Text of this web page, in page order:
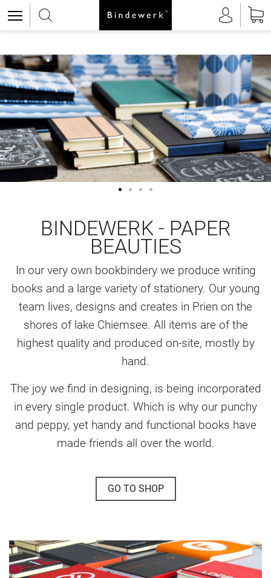
BINDEWERK - PAPER
BEAUTIES
In our very own bookbindery we produce writing
books and a large variety of stationery. Our young
team lives, designs and creates in Prien on the
shores of lake Chiemsee. All items are of the
highest quality and produced on-site, mostly by
hand.
The joy we find in designing, is being incorporated
in every single product. Which is why our punchy
and peppy, yet handy and functional books have
made friends all over the world.
GO TO SHOP